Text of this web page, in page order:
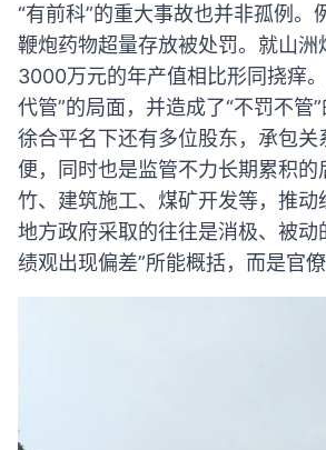
“有前科”的重大事故也并非孤例
鞭炮药物超量存放被处罚。就山
3000万元的年产值相比形同挠痒
代管”的局面，并造成了“不罚不
徐合平名下还有多位股东，承包
便，同时也是监管不力长期累积
竹、建筑施工、煤矿开发等，推动
地方政府采取的往往是消极、被
绩观出现偏差”所能概括，而是官